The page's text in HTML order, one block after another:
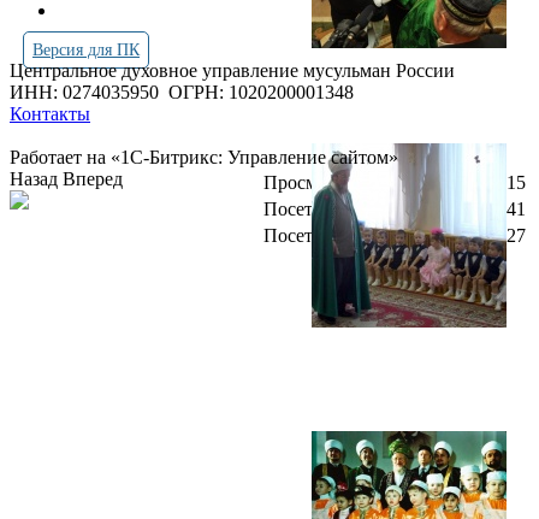
Версия для ПК
Центральное духовное управление мусульман России
ИНН: 0274035950 ОГРН: 1020200001348
Контакты
Работает на «1С-Битрикс: Управление сайтом»
Просмотров всего:
4255615
Посетителей сегодня:
641
Посетителей в онлайн:
27
Назад Вперед